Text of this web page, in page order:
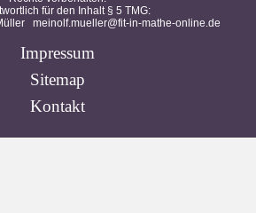
für den Inhalt § 5 TMG:
meinolf.mueller@fit-in-mathe-online.de
Impressum
Sitemap
Kontakt